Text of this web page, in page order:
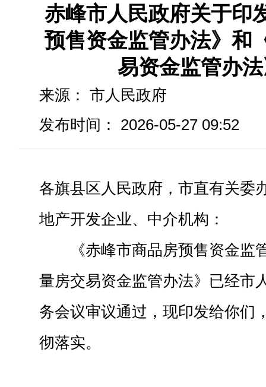
赤峰市人民政府关于印
预售资金监管办法》和
易资金监管办
来源： 市人民政府
发布时间： 2026-05-27 09:52
各旗县区人民政府，市直有关委
地产开发企业、中介机构：
《赤峰市商品房预售资金监
量房交易资金监管办法》已经市
务会议审议通过，现印发给你们
彻落实。